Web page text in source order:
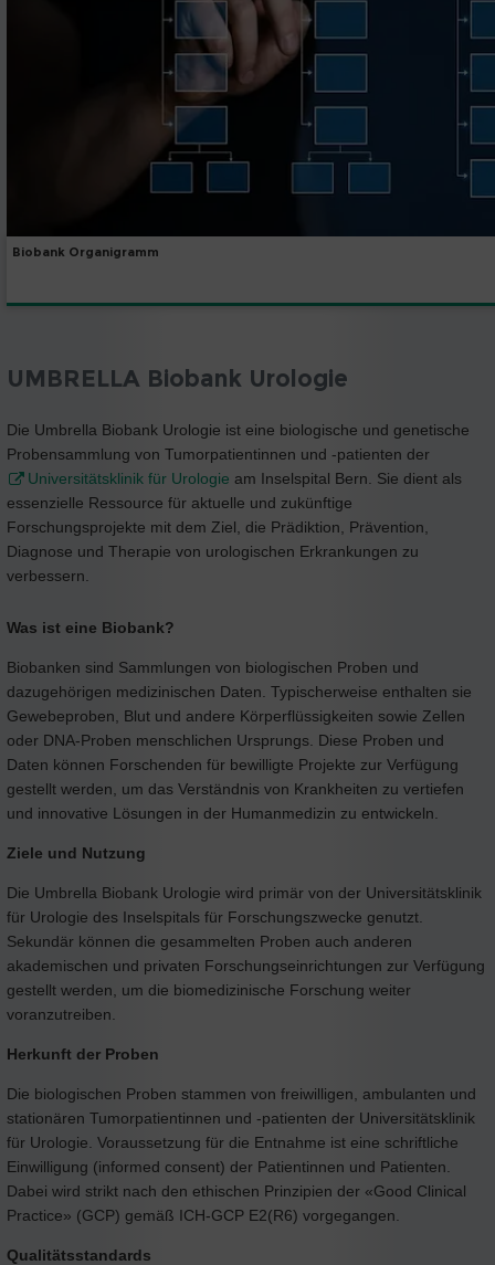
Biobank Organigramm
UMBRELLA Biobank Urologie
Die Umbrella Biobank Urologie ist eine biologische und genetische
Probensammlung von Tumorpatientinnen und -patienten der
Universitätsklinik für Urologie am Inselspital Bern. Sie dient als
essenzielle Ressource für aktuelle und zukünftige
Forschungsprojekte mit dem Ziel, die Prädiktion, Prävention,
Diagnose und Therapie von urologischen Erkrankungen zu
verbessern.
Was ist eine Biobank?
Biobanken sind Sammlungen von biologischen Proben und
dazugehörigen medizinischen Daten. Typischerweise enthalten sie
Gewebeproben, Blut und andere Körperflüssigkeiten sowie Zellen
oder DNA-Proben menschlichen Ursprungs. Diese Proben und
Daten können Forschenden für bewilligte Projekte zur Verfügung
gestellt werden, um das Verständnis von Krankheiten zu vertiefen
und innovative Lösungen in der Humanmedizin zu entwickeln.
Ziele und Nutzung
Die Umbrella Biobank Urologie wird primär von der Universitätsklinik
für Urologie des Inselspitals für Forschungszwecke genutzt.
Sekundär können die gesammelten Proben auch anderen
akademischen und privaten Forschungseinrichtungen zur Verfügung
gestellt werden, um die biomedizinische Forschung weiter
voranzutreiben.
Herkunft der Proben
Die biologischen Proben stammen von freiwilligen, ambulanten und
stationären Tumorpatientinnen und -patienten der Universitätsklinik
für Urologie. Voraussetzung für die Entnahme ist eine schriftliche
Einwilligung (informed consent) der Patientinnen und Patienten.
Dabei wird strikt nach den ethischen Prinzipien der «Good Clinical
Practice» (GCP) gemäß ICH-GCP E2(R6) vorgegangen.
Qualitätsstandards